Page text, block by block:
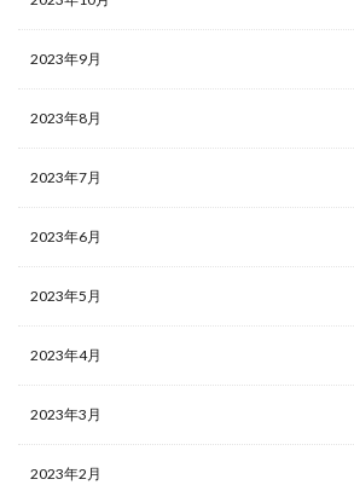
2023年9月
2023年8月
2023年7月
2023年6月
2023年5月
2023年4月
2023年3月
2023年2月